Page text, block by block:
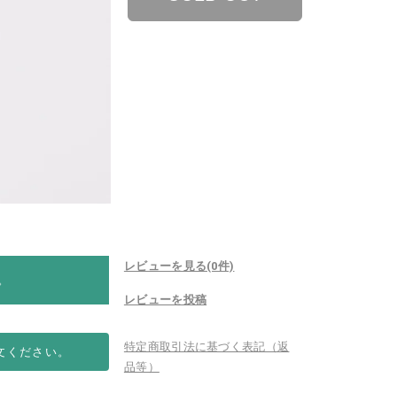
ださい。
レビューを見る(0件)
レビューを投稿
特定商取引法に基づく表記（返
品等）